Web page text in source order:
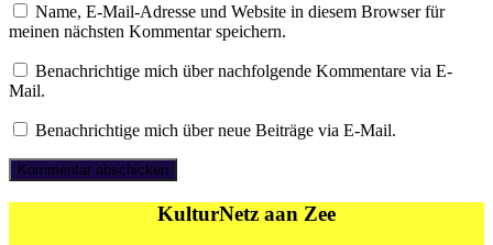
Name, E-Mail-Adresse und Website in diesem Browser für
meinen nächsten Kommentar speichern.
Benachrichtige mich über nachfolgende Kommentare via E-
Mail.
Benachrichtige mich über neue Beiträge via E-Mail.
KulturNetz aan Zee